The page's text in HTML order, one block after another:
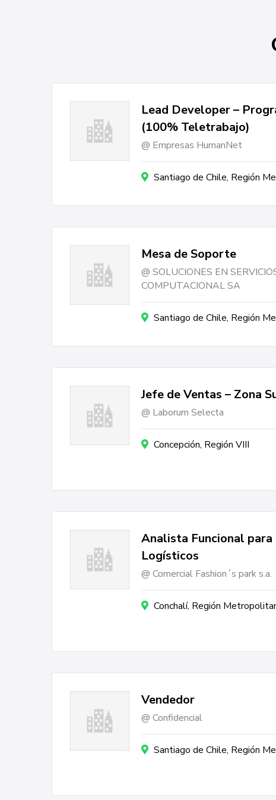
Lead Developer –
(100% Teletrabajo)
Empresas HumanNet
Santiago de Chile, Región
Mesa de Soporte
SOLUCIONES EN
COMPUTACIONAL SA
Santiago de Chile, Región
Jefe de Ventas – Zona
Laborum Selecta
Concepción, Región VIII
Analista Funcional
Logísticos
Comercial Fashion´s park s.a.
Conchalí, Región
Vendedor
Confidencial
Santiago de Chile, Región